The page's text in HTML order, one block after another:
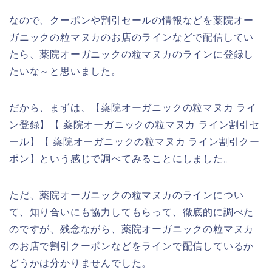
なので、クーポンや割引セールの情報などを薬院オー
ガニックの粒マヌカのお店のラインなどで配信してい
たら、薬院オーガニックの粒マヌカのラインに登録し
たいな～と思いました。
だから、まずは、【薬院オーガニックの粒マヌカ ライ
ン登録】【 薬院オーガニックの粒マヌカ ライン割引セ
ール】【 薬院オーガニックの粒マヌカ ライン割引クー
ポン】という感じで調べてみることにしました。
ただ、薬院オーガニックの粒マヌカのラインについ
て、知り合いにも協力してもらって、徹底的に調べた
のですが、残念ながら、薬院オーガニックの粒マヌカ
のお店で割引クーポンなどをラインで配信しているか
どうかは分かりませんでした。